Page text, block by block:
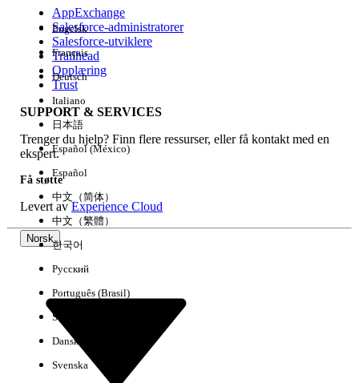
Erfaring
Fjern alle Utført
AppExchange
Salesforce-administratorer
Salesforce-utviklere
Trailhead
Opplæring
Trust
SUPPORT & SERVICES
Trenger du hjelp? Finn flere ressurser, eller få kontakt med en
ekspert.
Få støtte
Levert avExperience Cloud
Norsk
Engelsk
Français
Deutsch
Italiano
日本語
Español (México)
Español
中文（简体）
中文（繁體）
한국어
Русский
Português (Brasil)
Suomi
Dansk
Svenska